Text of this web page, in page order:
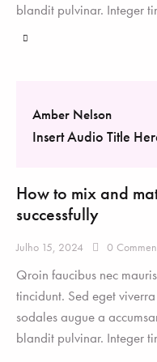
blandit pulvinar. Integer
Amber Nelson
Insert Audio Title
How to mix and
successfully
Julho 15, 2024 0
Qroin faucibus nec
tincidunt. Sed eget
sodales augue a
blandit pulvinar. Integer